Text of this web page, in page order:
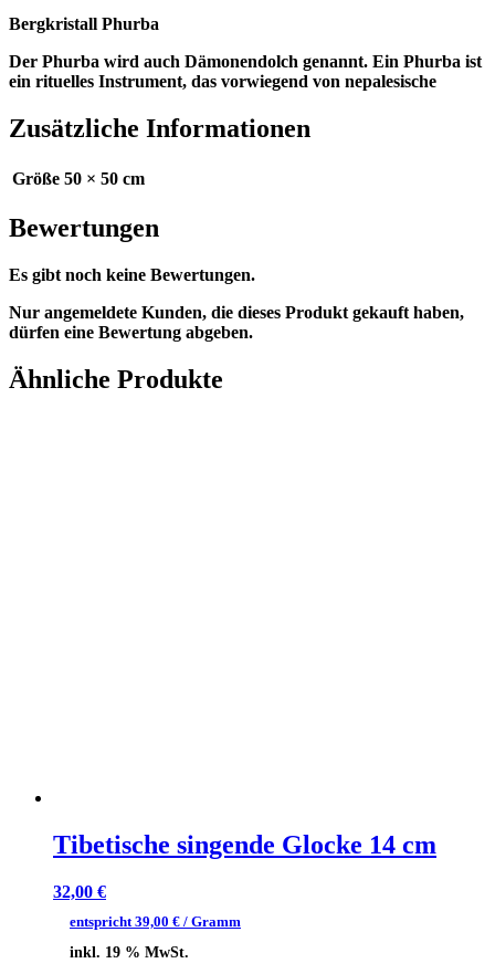
Bergkristall Phurba
Der Phurba wird auch Dämonendolch genannt. Ein Phurba ist
ein rituelles Instrument, das vorwiegend von nepalesische
Zusätzliche Informationen
Größe 50 × 50 cm
Bewertungen
Es gibt noch keine Bewertungen.
Nur angemeldete Kunden, die dieses Produkt gekauft haben,
dürfen eine Bewertung abgeben.
Ähnliche Produkte
Tibetische singende Glocke 14 cm
32,00 €
entspricht39,00 € / Gramm
inkl. 19 % MwSt.